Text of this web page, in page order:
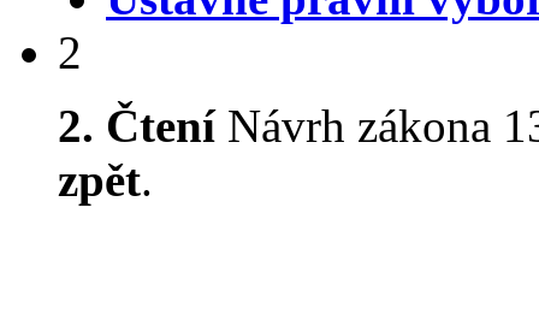
2
2. ČteníNávrh zákona
zpět.